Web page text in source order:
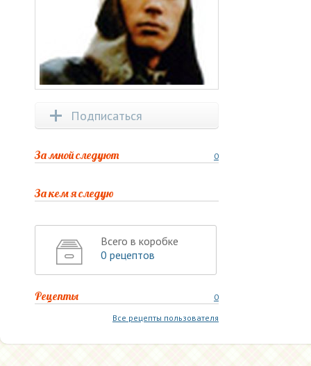
Подписаться
0
За мной следуют
За кем я следую
Всего в коробке
0 рецептов
0
Рецепты
Все рецепты пользователя